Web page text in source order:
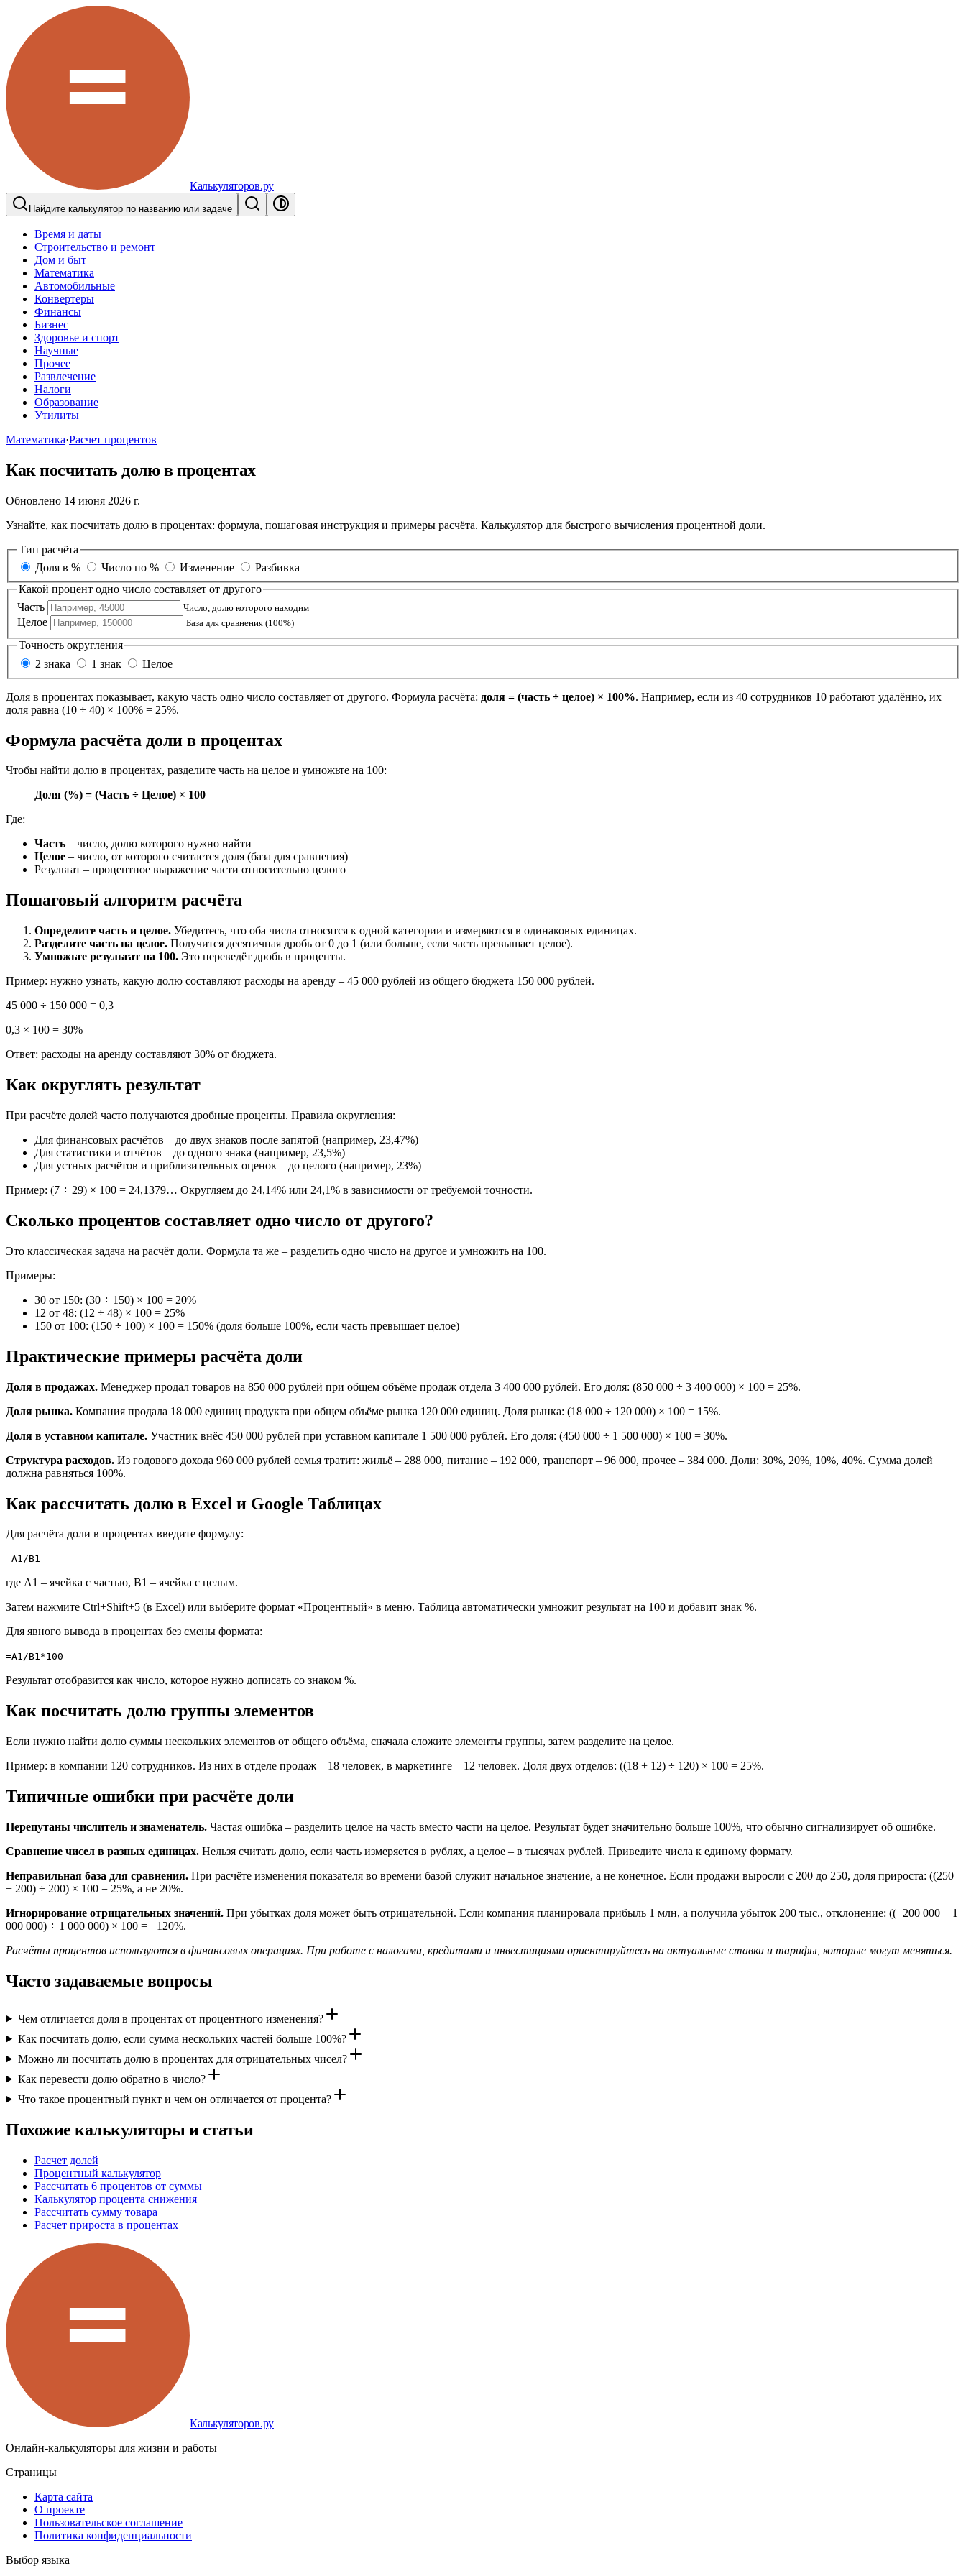
Калькуляторов.ру
Найдите калькулятор по названию или задаче
Время и даты
Строительство и ремонт
Дом и быт
Математика
Автомобильные
Конвертеры
Финансы
Бизнес
Здоровье и спорт
Научные
Прочее
Развлечение
Налоги
Образование
Утилиты
Математика·Расчет процентов
Как посчитать долю в процентах
Обновлено 14 июня 2026 г.
Узнайте, как посчитать долю в процентах: формула, пошаговая инструкция и примеры расчёта. Калькулятор для быстрого вычисления процентной доли.
Тип расчёта
Доля в %
Число по % Изменение
Разбивка
Какой процент одно число составляет от другого
Часть
Число, долю которого находим
Целое База для сравнения (100%)
Точность округления
2 знака
1 знак Целое
Доля в процентах показывает, какую часть одно число составляет от другого. Формула расчёта: доля = (часть ÷ целое) × 100%. Например, если из 40 сотрудников 10 работают удалённо, их
доля равна (10 ÷ 40) × 100% = 25%.
Формула расчёта доли в процентах
Чтобы найти долю в процентах, разделите часть на целое и умножьте на 100:
Доля (%) = (Часть ÷ Целое) × 100
Где:
Часть – число, долю которого нужно найти
Целое – число, от которого считается доля (база для сравнения)
Результат – процентное выражение части относительно целого
Пошаговый алгоритм расчёта
Определите часть и целое. Убедитесь, что оба числа относятся к одной категории и измеряются в одинаковых единицах.
Разделите часть на целое. Получится десятичная дробь от 0 до 1 (или больше, если часть превышает целое).
Умножьте результат на 100. Это переведёт дробь в проценты.
Пример: нужно узнать, какую долю составляют расходы на аренду – 45 000 рублей из общего бюджета 150 000 рублей.
45 000 ÷ 150 000 = 0,3
0,3 × 100 = 30%
Ответ: расходы на аренду составляют 30% от бюджета.
Как округлять результат
При расчёте долей часто получаются дробные проценты. Правила округления:
Для финансовых расчётов – до двух знаков после запятой (например, 23,47%)
Для статистики и отчётов – до одного знака (например, 23,5%)
Для устных расчётов и приблизительных оценок – до целого (например, 23%)
Пример: (7 ÷ 29) × 100 = 24,1379… Округляем до 24,14% или 24,1% в зависимости от требуемой точности.
Сколько процентов составляет одно число от другого?
Это классическая задача на расчёт доли. Формула та же – разделить одно число на другое и умножить на 100.
Примеры:
30 от 150: (30 ÷ 150) × 100 = 20%
12 от 48: (12 ÷ 48) × 100 = 25%
150 от 100: (150 ÷ 100) × 100 = 150% (доля больше 100%, если часть превышает целое)
Практические примеры расчёта доли
Доля в продажах. Менеджер продал товаров на 850 000 рублей при общем объёме продаж отдела 3 400 000 рублей. Его доля: (850 000 ÷ 3 400 000) × 100 = 25%.
Доля рынка. Компания продала 18 000 единиц продукта при общем объёме рынка 120 000 единиц. Доля рынка: (18 000 ÷ 120 000) × 100 = 15%.
Доля в уставном капитале. Участник внёс 450 000 рублей при уставном капитале 1 500 000 рублей. Его доля: (450 000 ÷ 1 500 000) × 100 = 30%.
Структура расходов. Из годового дохода 960 000 рублей семья тратит: жильё – 288 000, питание – 192 000, транспорт – 96 000, прочее – 384 000. Доли: 30%, 20%, 10%, 40%. Сумма долей
должна равняться 100%.
Как рассчитать долю в Excel и Google Таблицах
Для расчёта доли в процентах введите формулу:
=A1/B1
где A1 – ячейка с частью, B1 – ячейка с целым.
Затем нажмите Ctrl+Shift+5 (в Excel) или выберите формат «Процентный» в меню. Таблица автоматически умножит результат на 100 и добавит знак %.
Для явного вывода в процентах без смены формата:
=A1/B1*100
Результат отобразится как число, которое нужно дописать со знаком %.
Как посчитать долю группы элементов
Если нужно найти долю суммы нескольких элементов от общего объёма, сначала сложите элементы группы, затем разделите на целое.
Пример: в компании 120 сотрудников. Из них в отделе продаж – 18 человек, в маркетинге – 12 человек. Доля двух отделов: ((18 + 12) ÷ 120) × 100 = 25%.
Типичные ошибки при расчёте доли
Перепутаны числитель и знаменатель. Частая ошибка – разделить целое на часть вместо части на целое. Результат будет значительно больше 100%, что обычно сигнализирует об ошибке.
Сравнение чисел в разных единицах. Нельзя считать долю, если часть измеряется в рублях, а целое – в тысячах рублей. Приведите числа к единому формату.
Неправильная база для сравнения. При расчёте изменения показателя во времени базой служит начальное значение, а не конечное. Если продажи выросли с 200 до 250, доля прироста: ((250
− 200) ÷ 200) × 100 = 25%, а не 20%.
Игнорирование отрицательных значений. При убытках доля может быть отрицательной. Если компания планировала прибыль 1 млн, а получила убыток 200 тыс., отклонение: ((−200 000 − 1
000 000) ÷ 1 000 000) × 100 = −120%.
Расчёты процентов используются в финансовых операциях. При работе с налогами, кредитами и инвестициями ориентируйтесь на актуальные ставки и тарифы, которые могут меняться.
Часто задаваемые вопросы
Чем отличается доля в процентах от процентного изменения?
Как посчитать долю, если сумма нескольких частей больше 100%?
Можно ли посчитать долю в процентах для отрицательных чисел?
Как перевести долю обратно в число?
Что такое процентный пункт и чем он отличается от процента?
Похожие калькуляторы и статьи
Расчет долей
Процентный калькулятор
Рассчитать 6 процентов от суммы
Калькулятор процента снижения
Рассчитать сумму товара
Расчет прироста в процентах
Калькуляторов.ру
Онлайн-калькуляторы для жизни и работы
Страницы
Карта сайта
О проекте
Пользовательское соглашение
Политика конфиденциальности
Выбор языка